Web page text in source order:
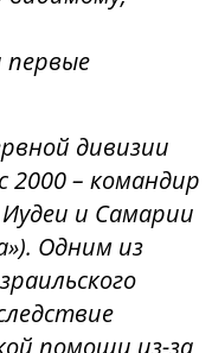
дивизии
2000 – командир
и Самарии
Одним из